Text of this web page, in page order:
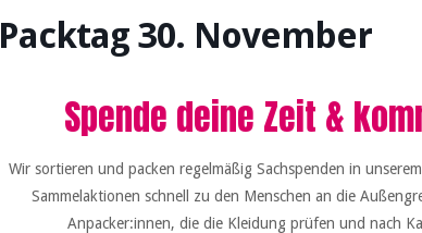
Packtag 30. November
Spende deine Zeit &
Wir sortieren und packen regelmäßig Sachspenden in
Sammelaktionen schnell zu den Menschen an die
Anpacker:innen, die die Kleidung prüfen und nach